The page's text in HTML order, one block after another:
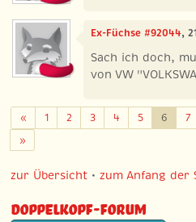
Ex-Füchse #92044,
Sach ich doch,
von VW
«Zurück
1 2 3 4 5 6 7
»Weiter
zur Übersicht •zum Anfang der
Doppelkopf-Forum